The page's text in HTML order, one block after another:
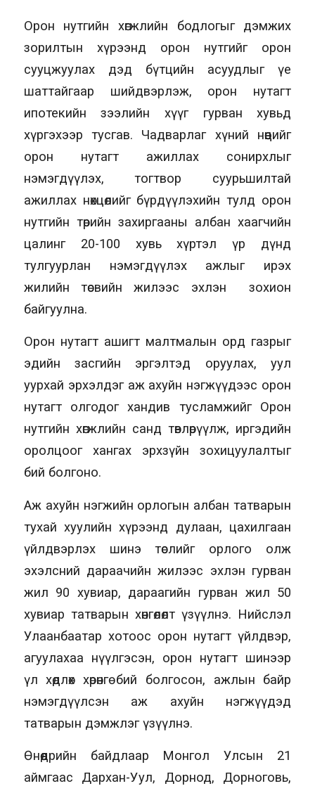
Орон нутгийн хөгжлийн бодлогыг дэмжих
зорилтын хүрээнд орон нутгийг орон
сууцжуулах дэд бүтцийн асуудлыг үе
шаттайгаар шийдвэрлэж, орон нутагт
ипотекийн зээлийн хүүг гурван хувьд
хүргэхээр тусгав. Чадварлаг хүний нөөцийг
орон нутагт ажиллах сонирхлыг
нэмэгдүүлэх, тогтвор суурьшилтай
ажиллах нөхцөлийг бүрдүүлэхийн тулд орон
нутгийн төрийн захиргааны албан хаагчийн
цалинг 20-100 хувь хүртэл үр дүнд
тулгуурлан нэмэгдүүлэх ажлыг ирэх
жилийн төсвийн жилээс эхлэн зохион
байгуулна.
Орон нутагт ашигт малтмалын орд газрыг
эдийн засгийн эргэлтэд оруулах, уул
уурхай эрхэлдэг аж ахуйн нэгжүүдээс орон
нутагт олгодог хандив тусламжийг Орон
нутгийн хөгжлийн санд төвлөрүүлж, иргэдийн
оролцоог хангах эрхзүйн зохицуулалтыг
бий болгоно.
Аж ахуйн нэгжийн орлогын албан татварын
тухай хуулийн хүрээнд дулаан, цахилгаан
үйлдвэрлэх шинэ төслийг орлого олж
эхэлсний дараачийн жилээс эхлэн гурван
жил 90 хувиар, дараагийн гурван жил 50
хувиар татварын хөнгөлөлт үзүүлнэ. Нийслэл
Улаанбаатар хотоос орон нутагт үйлдвэр,
агуулахаа нүүлгэсэн, орон нутагт шинээр
үл хөдлөх хөрөнгө бий болгосон, ажлын байр
нэмэгдүүлсэн аж ахуйн нэгжүүдэд
татварын дэмжлэг үзүүлнэ.
Өнөөдрийн байдлаар Монгол Улсын 21
аймгаас Дархан-Уул, Дорнод, Дорноговь,